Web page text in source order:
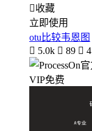
收藏
立即使用
otu比较韦恩图
 5.0k  89  4
VIP免费